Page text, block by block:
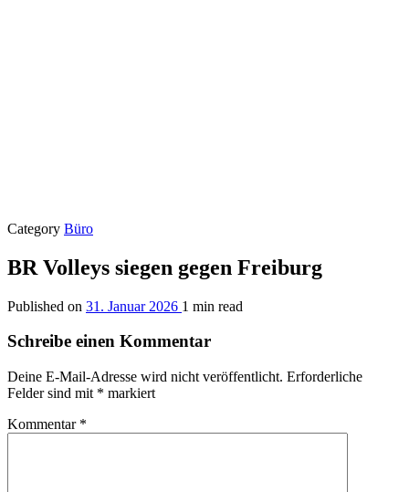
Category Büro
BR Volleys siegen gegen Freiburg
Published on 31. Januar 2026 1 min read
Schreibe einen Kommentar
Deine E-Mail-Adresse wird nicht veröffentlicht. Erforderliche
Felder sind mit * markiert
Kommentar *